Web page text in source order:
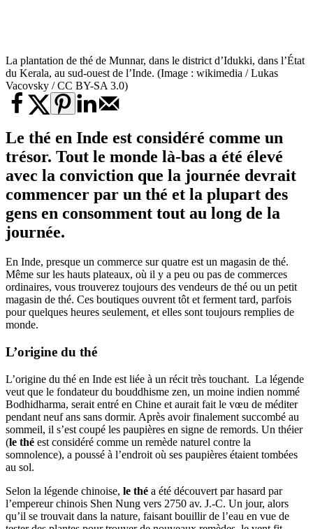
La plantation de thé de Munnar, dans le district d’Idukki, dans l’État
du Kerala, au sud-ouest de l’Inde. (Image : wikimedia / Lukas
Vacovsky / CC BY-SA 3.0)
Le thé en Inde est considéré comme un
trésor. Tout le monde là-bas a été élevé
avec la conviction que la journée devrait
commencer par un thé et la plupart des
gens en consomment tout au long de la
journée.
En Inde, presque un commerce sur quatre est un magasin de thé.
Même sur les hauts plateaux, où il y a peu ou pas de commerces
ordinaires, vous trouverez toujours des vendeurs de thé ou un petit
magasin de thé. Ces boutiques ouvrent tôt et ferment tard, parfois
pour quelques heures seulement, et elles sont toujours remplies de
monde.
L’origine du thé
L’origine du thé en Inde est liée à un récit très touchant. La légende
veut que le fondateur du bouddhisme zen, un moine indien nommé
Bodhidharma, serait entré en Chine et aurait fait le vœu de méditer
pendant neuf ans sans dormir. Après avoir finalement succombé au
sommeil, il s’est coupé les paupières en signe de remords. Un théier
(le thé est considéré comme un remède naturel contre la
somnolence), a poussé à l’endroit où ses paupières étaient tombées
au sol.
Selon la légende chinoise, le thé a été découvert par hasard par
l’empereur chinois Shen Nung vers 2750 av. J.-C. Un jour, alors
qu’il se trouvait dans la nature, faisant bouillir de l’eau en vue de